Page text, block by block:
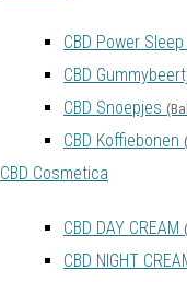
CBD Power
CBD
CBD Snoepjes
CBD Koffiebonen
CBD Cosmetica
CBD DAY CREAM
CBD NIGHT